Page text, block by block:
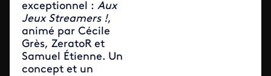
exceptionnel : Aux
Jeux Streamers !,
animé par Cécile
Grès, ZeratoR et
Samuel Étienne. Un
concept et un